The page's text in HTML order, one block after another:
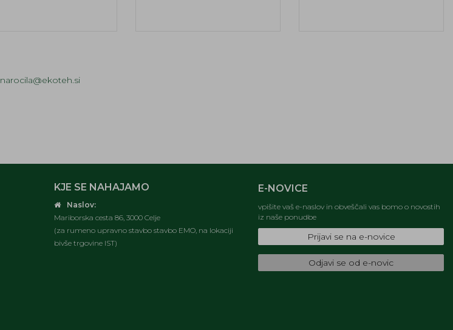
narocila@ekoteh.si
KJE SE NAHAJAMO
Naslov:
Mariborska cesta 86, 3000 Celje
(za rumeno upravno stavbo stavbo EMO, na lokaciji
bivše trgovine IST)
E-NOVICE
vpišite vaš e-naslov in obveščali vas bomo o novostih
iz naše ponudbe
Prijavi se na e-novice
Odjavi se od e-novic